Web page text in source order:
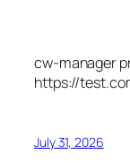
cw-manager
https://
July 31, 2026